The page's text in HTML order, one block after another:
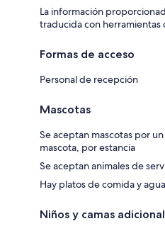
La información
traducida con
Formas de acceso
Personal de recepción
Mascotas
Se aceptan mascotas por
mascota, por estancia
Se aceptan animales de
Hay platos de comida y agua
Niños y camas